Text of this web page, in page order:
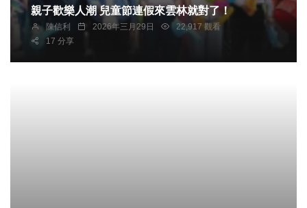
親子歡樂人潮 兒童節連假來雲林就對了！
陳信利 2026年三月29日
22,917 觀看
17 分享